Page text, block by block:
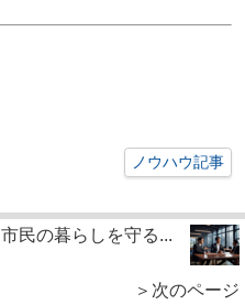
ノウハウ記事
市民の暮らしを守る...
＞次のページ